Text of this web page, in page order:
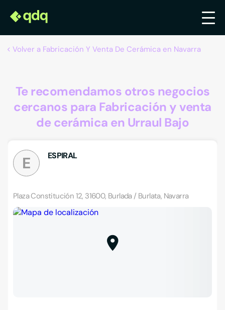
Volver a Fabricación Y Venta De Cerámica en Navarra
Te recomendamos otros negocios
cercanos para Fabricación y venta
de cerámica en Urraul Bajo
E ESPIRAL
Plaza Constitución 12, 31600, Burlada / Burlata, Navarra